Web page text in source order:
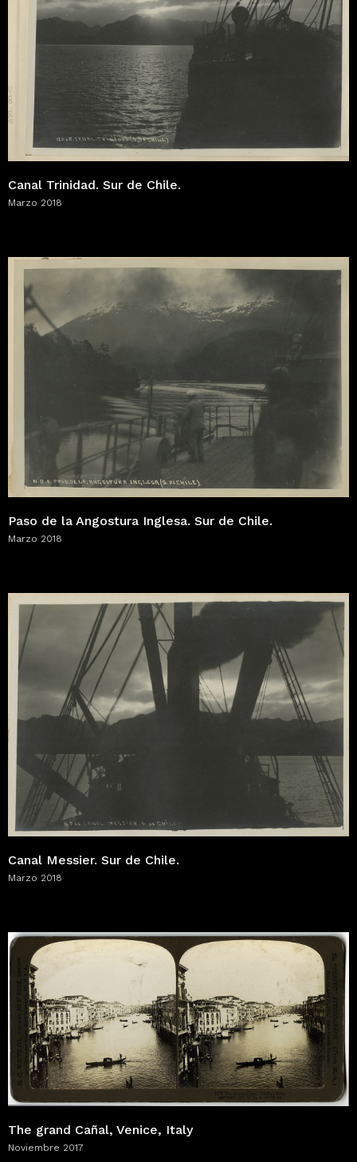
Canal Trinidad. Sur de Chile.
Marzo 2018
Paso de la Angostura Inglesa. Sur de Chile.
Marzo 2018
Canal Messier. Sur de Chile.
Marzo 2018
The grand Cañal, Venice, Italy
Noviembre 2017